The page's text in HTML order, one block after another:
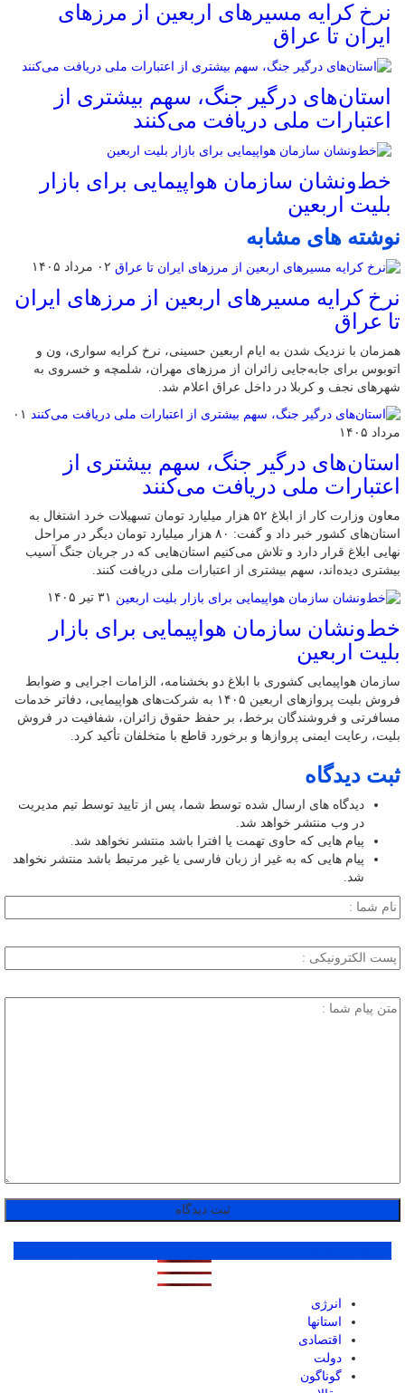
نرخ کرایه مسیرهای اربعین از مرزهای
ایران تا عراق
استان‌های درگیر جنگ، سهم بیشتری از
اعتبارات ملی دریافت می‌کنند
خط‌ونشان سازمان هواپیمایی برای بازار
بلیت اربعین
نوشته های مشابه
۰۲ مرداد ۱۴۰۵
نرخ کرایه مسیرهای اربعین از مرزهای ایران
تا عراق
همزمان با نزدیک شدن به ایام اربعین حسینی، نرخ کرایه سواری، ون و
اتوبوس برای جابه‌جایی زائران از مرزهای مهران، شلمچه و خسروی به
شهرهای نجف و کربلا در داخل عراق اعلام شد.
۰۱
مرداد ۱۴۰۵
استان‌های درگیر جنگ، سهم بیشتری از
اعتبارات ملی دریافت می‌کنند
معاون وزارت کار از ابلاغ ۵۲ هزار میلیارد تومان تسهیلات خرد اشتغال به
استان‌های کشور خبر داد و گفت: ۸۰ هزار میلیارد تومان دیگر در مراحل
نهایی ابلاغ قرار دارد و تلاش می‌کنیم استان‌هایی که در جریان جنگ آسیب
بیشتری دیده‌اند، سهم بیشتری از اعتبارات ملی دریافت کنند.
۳۱ تیر ۱۴۰۵
خط‌ونشان سازمان هواپیمایی برای بازار
بلیت اربعین
سازمان هواپیمایی کشوری با ابلاغ دو بخشنامه، الزامات اجرایی و ضوابط
فروش بلیت پروازهای اربعین ۱۴۰۵ به شرکت‌های هواپیمایی، دفاتر خدمات
مسافرتی و فروشندگان برخط، بر حفظ حقوق زائران، شفافیت در فروش
بلیت، رعایت ایمنی پروازها و برخورد قاطع با متخلفان تأکید کرد.
ثبت دیدگاه
دیدگاه های ارسال شده توسط شما، پس از تایید توسط تیم مدیریت
در وب منتشر خواهد شد.
پیام هایی که حاوی تهمت یا افترا باشد منتشر نخواهد شد.
پیام هایی که به غیر از زبان فارسی یا غیر مرتبط باشد منتشر نخواهد
شد.
انرژی
استانها
اقتصادی
دولت
گوناگون